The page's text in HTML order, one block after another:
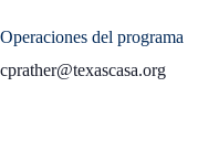
Operaciones del programa
cprather@texascasa.org